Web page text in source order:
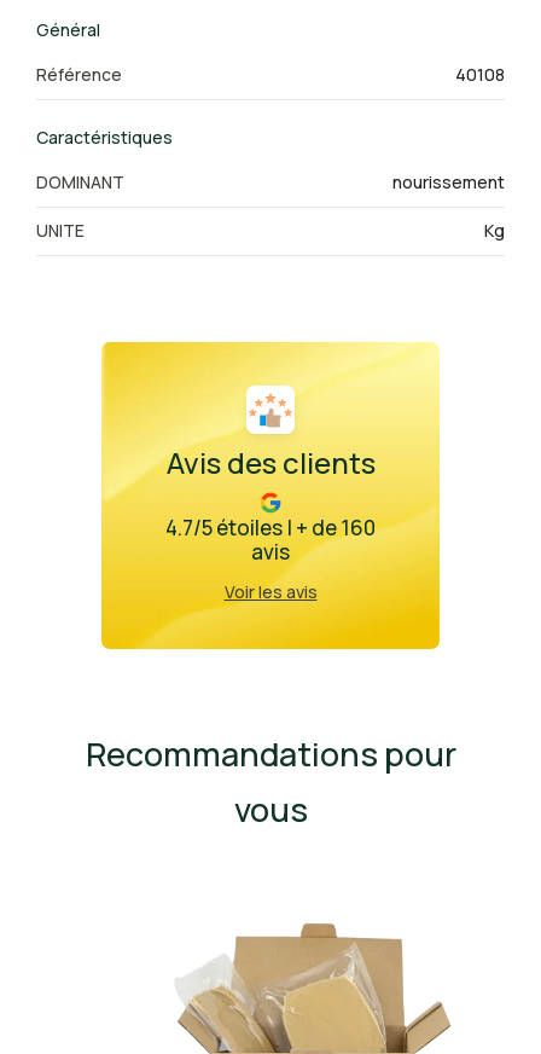
Général
Référence
40108
Caractéristiques
DOMINANT
nourissement
UNITE Kg
Avis des clients
4.7/5 étoiles | + de 160
avis
Voir les avis
Recommandations pour
vous